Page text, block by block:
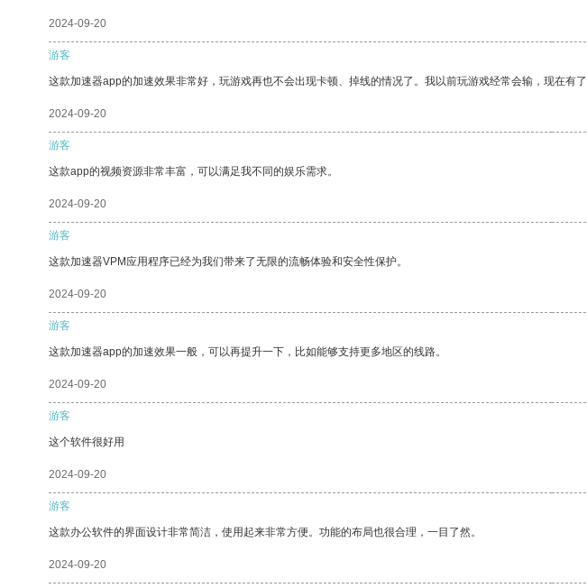
2024-09-20
游客
这款加速器app的加速效果非常好，玩游戏再也不会出现卡顿、掉线的情况了。我以前玩游戏经常会输，现在有
2024-09-20
游客
这款app的视频资源非常丰富，可以满足我不同的娱乐需求。
2024-09-20
游客
这款加速器VPM应用程序已经为我们带来了无限的流畅体验和安全性保护。
2024-09-20
游客
这款加速器app的加速效果一般，可以再提升一下，比如能够支持更多地区的线路。
2024-09-20
游客
这个软件很好用
2024-09-20
游客
这款办公软件的界面设计非常简洁，使用起来非常方便。功能的布局也很合理，一目了然。
2024-09-20